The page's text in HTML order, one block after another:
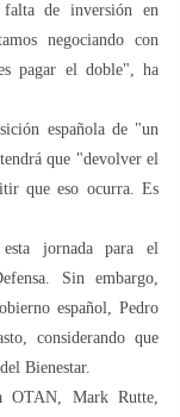
falta de inversión en
negociando con
pagar el doble", ha
española de "un
que "devolver el
que eso ocurra. Es
jornada para el
Sin embargo,
español, Pedro
considerando que
Bienestar.
OTAN, Mark Rutte,